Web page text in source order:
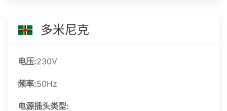
多米尼克
电压:230V
频率:50Hz
电源插头类型: